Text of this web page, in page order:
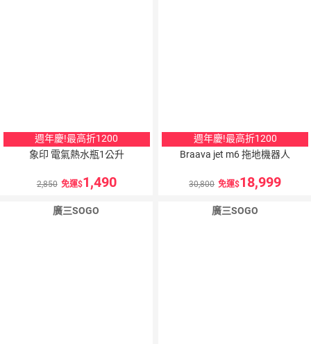
週年慶!最高折1200
象印 電氣熱水瓶1公升
2,850 免運 1,490
週年慶!最高折1200
Braava jet m6 拖地機器人
30,800 免運 18,999
廣三SOGO 廣三SOGO